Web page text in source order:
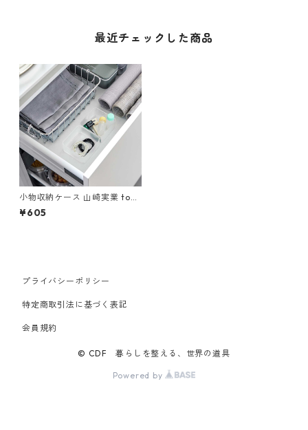
最近チェックした商品
小物収納ケース 山崎実業 tow
er タワー 底がクリア 縦横重
ねられる引き出し整理収納ケ
¥605
プライバシーポリシー
特定商取引法に基づく表記
会員規約
© CDF 暮らしを整える、世界の道具
Powered by